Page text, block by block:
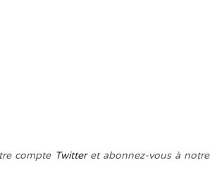
compte Twitteret abonnez-vous à notre